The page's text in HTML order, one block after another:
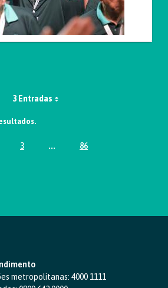
3 Entradas
Página
3 ...Páginas intermediárias Usar
Página
86
metropolitanas: 4000 1111